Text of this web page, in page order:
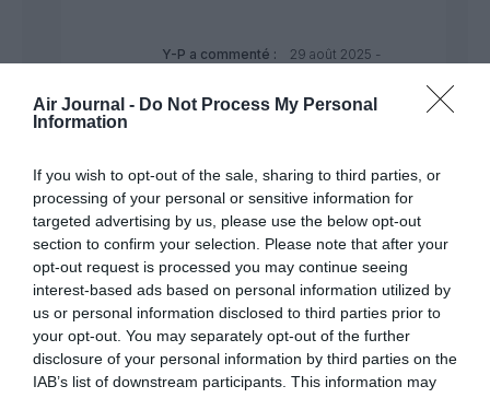
Air Journal - Do Not Process My Personal
Information
If you wish to opt-out of the sale, sharing to third parties, or
processing of your personal or sensitive information for
targeted advertising by us, please use the below opt-out
section to confirm your selection. Please note that after your
opt-out request is processed you may continue seeing
interest-based ads based on personal information utilized by
us or personal information disclosed to third parties prior to
your opt-out. You may separately opt-out of the further
disclosure of your personal information by third parties on the
IAB’s list of downstream participants. This information may
Y-P a commenté :
29 août 2025 -
Mille mercis …
John a commenté :
28 août 2025 - 10
h 30 min
“On en parle que rien que le fait de tout
mettre à l’électrique ça favorise le
réchauffement climatique… et oui que faut
l’électricité quand on l’utilise ? Ça
chauffe…”